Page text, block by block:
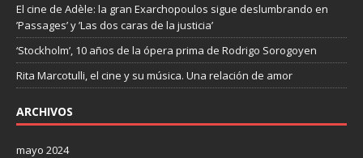
El cine de Adèle: la gran Exarchopoulos sigue deslumbrando en
’Passages’ y ’Las dos caras de la justicia’
‘Stockholm’, 10 años de la ópera prima de Rodrigo Sorogoyen
Rita Marcotulli, el cine y su música. Una relación de amor
ARCHIVOS
mayo 2024